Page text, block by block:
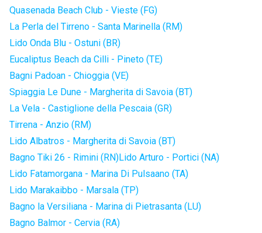
Quasenada Beach Club - Vieste (FG)
La Perla del Tirreno - Santa Marinella (RM)
Lido Onda Blu - Ostuni (BR)
Eucaliptus Beach da Cilli - Pineto (TE)
Bagni Padoan - Chioggia (VE)
Spiaggia Le Dune - Margherita di Savoia (BT)
La Vela - Castiglione della Pescaia (GR)
Tirrena - Anzio (RM)
Lido Albatros - Margherita di Savoia (BT)
Bagno Tiki 26 - Rimini (RN)Lido Arturo - Portici (NA)
Lido Fatamorgana - Marina Di Pulsaano (TA)
Lido Marakaibbo - Marsala (TP)
Bagno la Versiliana - Marina di Pietrasanta (LU)
Bagno Balmor - Cervia (RA)